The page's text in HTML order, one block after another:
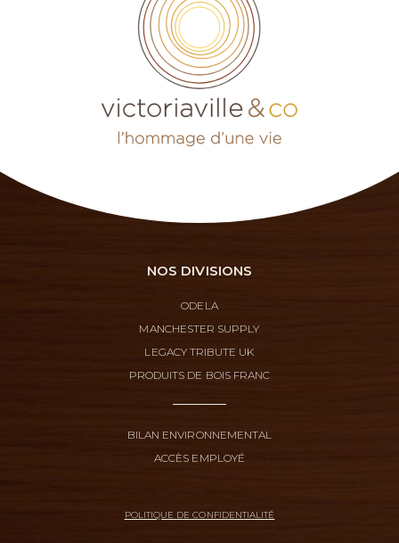
NOS DIVISIONS
ODELA
MANCHESTER SUPPLY
LEGACY TRIBUTE UK
PRODUITS DE BOIS FRANC
BILAN ENVIRONNEMENTAL
ACCÈS EMPLOYÉ
POLITIQUE DE CONFIDENTIALITÉ